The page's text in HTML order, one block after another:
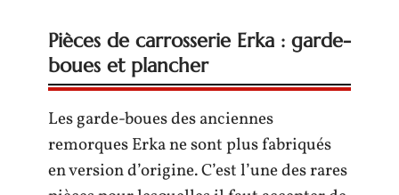
Pièces de carrosserie Erka : garde-
boues et plancher
Les garde-boues des anciennes
remorques Erka ne sont plus fabriqués
en version d’origine. C’est l’une des rares